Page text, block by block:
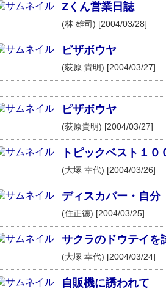
Zくん営業日誌
(林 雄司) [2004/03/28]
ピザボウヤ
(荻原 貴明) [2004/03/27]
ピザボウヤ
(荻原貴明) [2004/03/27]
トピックベスト１０
(大塚 幸代) [2004/03/26]
ディスカバー・自分
(住正徳) [2004/03/25]
サクラのドウテイを
(大塚 幸代) [2004/03/24]
自販機に誘われて